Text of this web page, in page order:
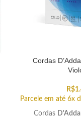
Cordas
R$
Parcele em até 6x
Cordas